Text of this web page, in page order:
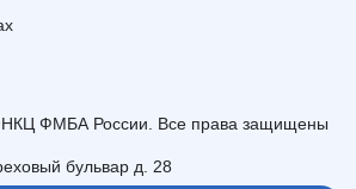
ФМБА России. Все права защищены
бульвар д. 28